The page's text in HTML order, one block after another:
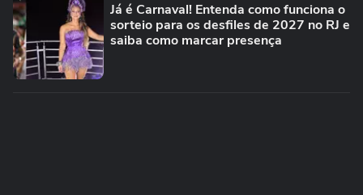
Já é Carnaval! Entenda como funciona o
sorteio para os desfiles de 2027 no RJ e
saiba como marcar presença